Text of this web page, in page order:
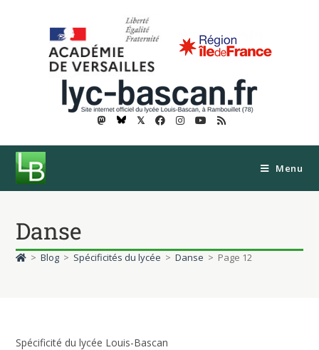
𝕏
Menu
Danse
> Blog > Spécificités du lycée > Danse > Page 12
Spécificité du lycée Louis-Bascan